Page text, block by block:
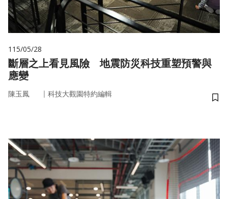
115/05/28
斷層之上看見風險 地震防災科技重塑預警與
應變
陳玉鳳 ｜ 科技大觀園特約編輯
儲